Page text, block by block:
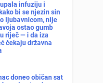
infuziju i
bi se njezin sin
ljubavnicom, nije
ostao gumb
riječ — i da iza
čekaju državna
doneo običan sat